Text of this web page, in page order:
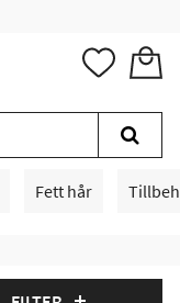
Fett hår